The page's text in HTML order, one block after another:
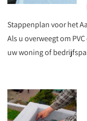
Stappenplan voor het
Als u overweegt om
uw woning of